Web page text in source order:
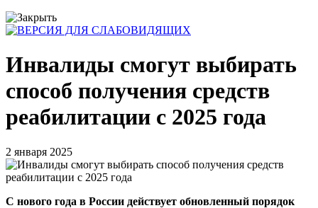
Инвалиды смогут выбирать
способ получения средств
реабилитации с 2025 года
2 января 2025
С нового года в России действует обновленный порядок